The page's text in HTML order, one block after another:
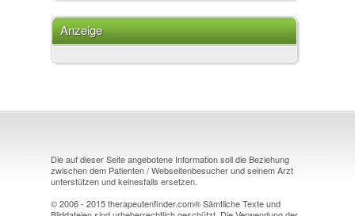
Anzeige
Die auf dieser Seite angebotene Information soll die Beziehung
zwischen dem Patienten / Webseitenbesucher und seinem Arzt
unterstützen und keinesfalls ersetzen.
© 2006 - 2015 therapeutenfinder.com® Sämtliche Texte und